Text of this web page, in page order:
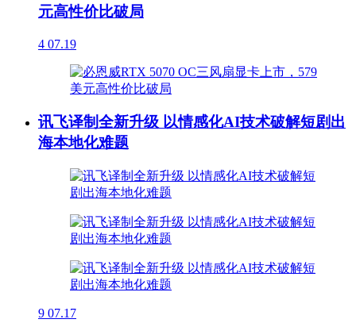
元高性价比破局
4 07.19
讯飞译制全新升级 以情感化AI技术破解短剧出
海本地化难题
9 07.17